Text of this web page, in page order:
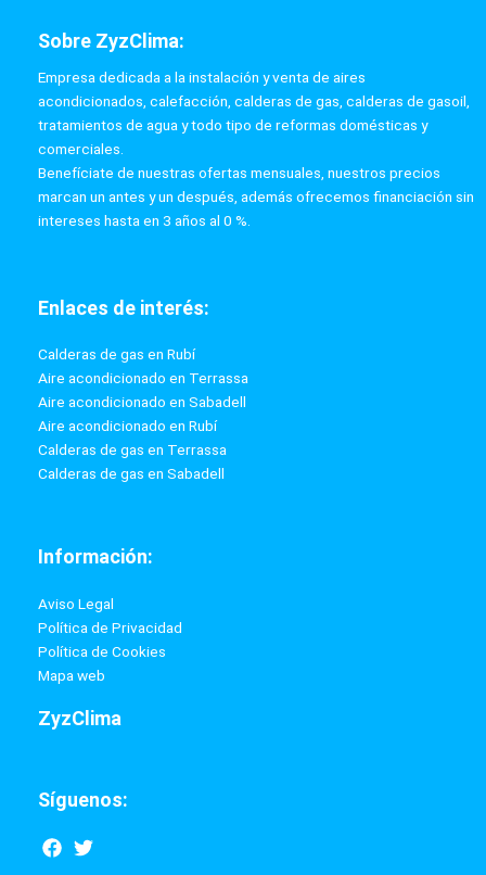
Sobre ZyzClima:
Empresa dedicada a la instalación y venta de aires
acondicionados, calefacción, calderas de gas, calderas de gasoil,
tratamientos de agua y todo tipo de reformas domésticas y
comerciales.
Benefíciate de nuestras ofertas mensuales, nuestros precios
marcan un antes y un después, además ofrecemos financiación sin
intereses hasta en 3 años al 0 %.
Enlaces de interés:
Calderas de gas en Rubí
Aire acondicionado en Terrassa
Aire acondicionado en Sabadell
Aire acondicionado en Rubí
Calderas de gas en Terrassa
Calderas de gas en Sabadell
Información:
Aviso Legal
Política de Privacidad
Política de Cookies
Mapa web
ZyzClima
Síguenos:
F
a
T
w